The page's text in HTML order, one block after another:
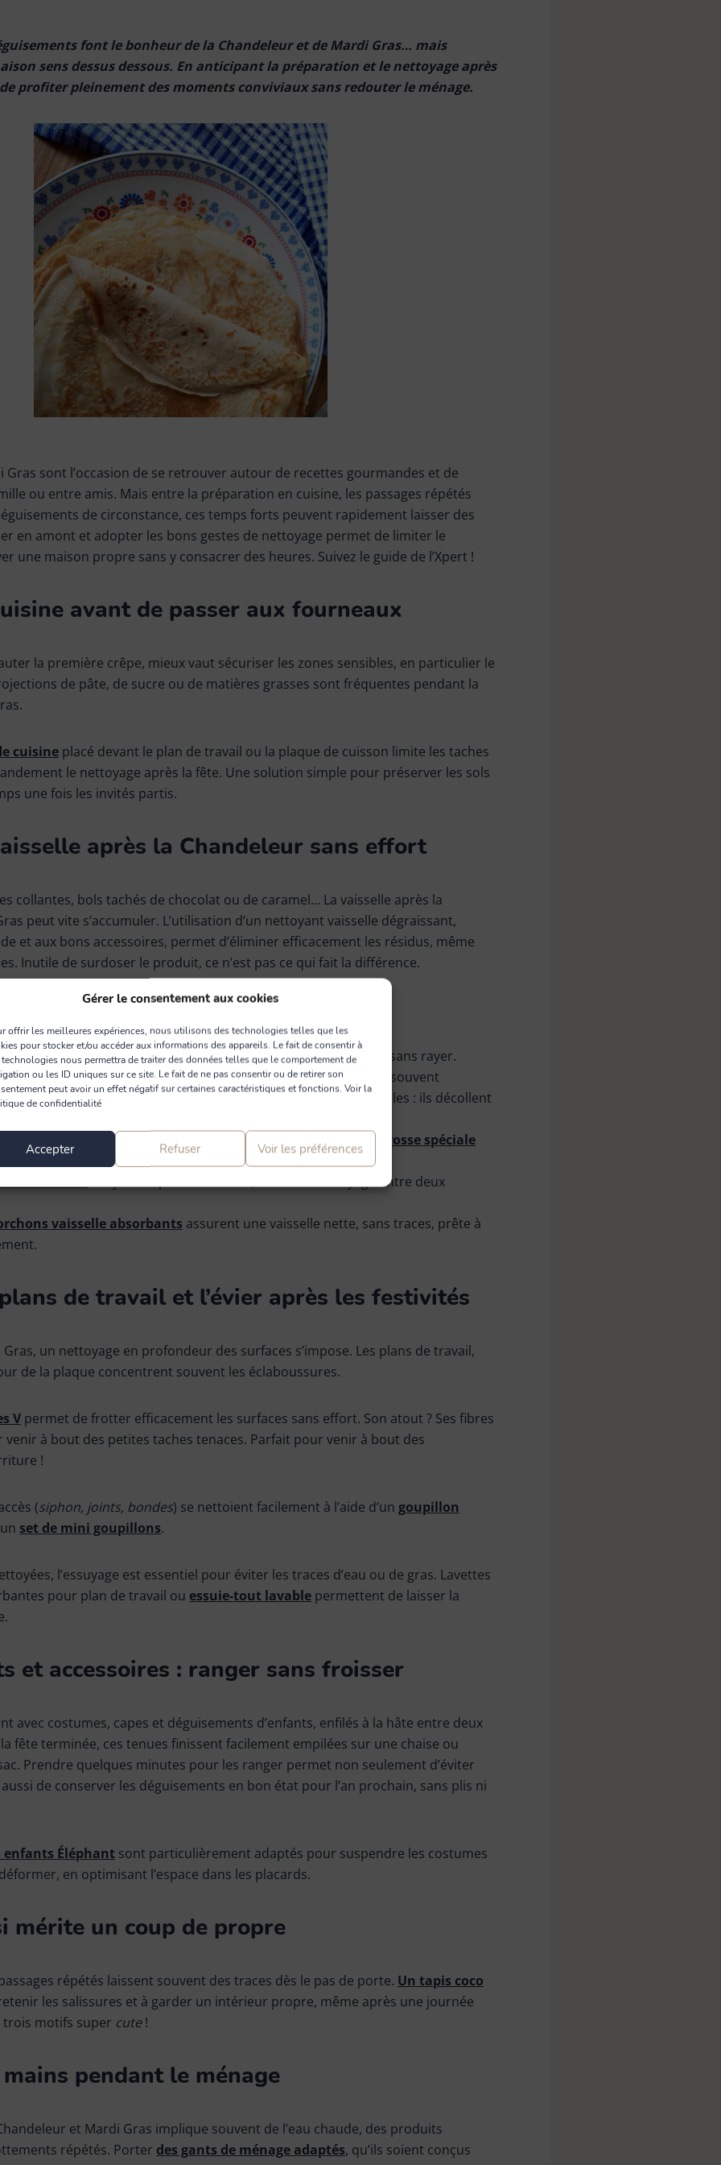
Gérer le consentement aux cookies
offrir les meilleures expériences, nous utilisons des technologies telles que les
pour stocker et/ou accéder aux informations des appareils. Le fait de consentir à
technologies nous permettra de traiter des données telles que le comportement de
ou les ID uniques sur ce site. Le fait de ne pas consentir ou de retirer son
peut avoir un effet négatif sur certaines caractéristiques et fonctions. Voir la
de confidentialité
Accepter Refuser Voir les préférences
font le bonheur de la Chandeleur et de Mardi Gras… mais
sens dessus dessous. En anticipant la préparation et le nettoyage après
profiter pleinement des moments conviviaux sans redouter le ménage.
Gras sont l’occasion de se retrouver autour de recettes gourmandes et de
ou entre amis. Mais entre la préparation en cuisine, les passages répétés
de circonstance, ces temps forts peuvent rapidement laisser des
en amont et adopter les bons gestes de nettoyage permet de limiter le
une maison propre sans y consacrer des heures. Suivez le guide de l’Xpert !
avant de passer aux fourneaux
la première crêpe, mieux vaut sécuriser les zones sensibles, en particulier le
de pâte, de sucre ou de matières grasses sont fréquentes pendant la
cuisine placé devant le plan de travail ou la plaque de cuisson limite les taches
le nettoyage après la fête. Une solution simple pour préserver les sols
une fois les invités partis.
après la Chandeleur sans effort
collantes, bols tachés de chocolat ou de caramel… La vaisselle après la
peut vite s’accumuler. L’utilisation d’un nettoyant vaisselle dégraissant,
et aux bons accessoires, permet d’éliminer efficacement les résidus, même
Inutile de surdoser le produit, ce n’est pas ce qui fait la différence.
:
vaisselleÉléphantpermettent d’éliminer les résidus tenaces sans rayer.
assiettes et plats en céramique, verre, grès… Pour les poêles, souvent
répétée,les tampons à récurer softsont particulièrement utiles : ils décollent
sans rayer les revêtements, même les plus délicats.
décorées se nettoient en douceur grâce à notre nouvelle brosse spéciale
pour atteindre le fond sans risque.
ventouse
, toujours à portée de main, facilite le nettoyage entre deux
vaisselle absorbants assurent une vaisselle nette, sans traces, prête à
de travail et l’évier après les festivités
un nettoyage en profondeur des surfaces s’impose. Les plans de travail,
de la plaque concentrent souvent les éclaboussures.
V permet de frotter efficacement les surfaces sans effort. Son atout ? Ses fibres
à bout des petites taches tenaces. Parfait pour venir à bout des
!
(siphon, joints, bondes) se nettoient facilement à l’aide d’un goupillon
set de mini goupillons.
l’essuyage est essentiel pour éviter les traces d’eau ou de gras. Lavettes
pour plan de travail ou essuie-tout lavable permettent de laisser la
et accessoires : ranger sans froisser
avec costumes, capes et déguisements d’enfants, enfilés à la hâte entre deux
fête terminée, ces tenues finissent facilement empilées sur une chaise ou
Prendre quelques minutes pour les ranger permet non seulement d’éviter
de conserver les déguisements en bon état pour l’an prochain, sans plis ni
enfants Éléphant sont particulièrement adaptés pour suspendre les costumes
en optimisant l’espace dans les placards.
mérite un coup de propre
répétés laissent souvent des traces dès le pas de porte. Un tapis coco
les salissures et à garder un intérieur propre, même après une journée
trois motifs super cute!
pendant le ménage
et Mardi Gras implique souvent de l’eau chaude, des produits
répétés. Porter des gants de ménage adaptés, qu’ils soient conçus